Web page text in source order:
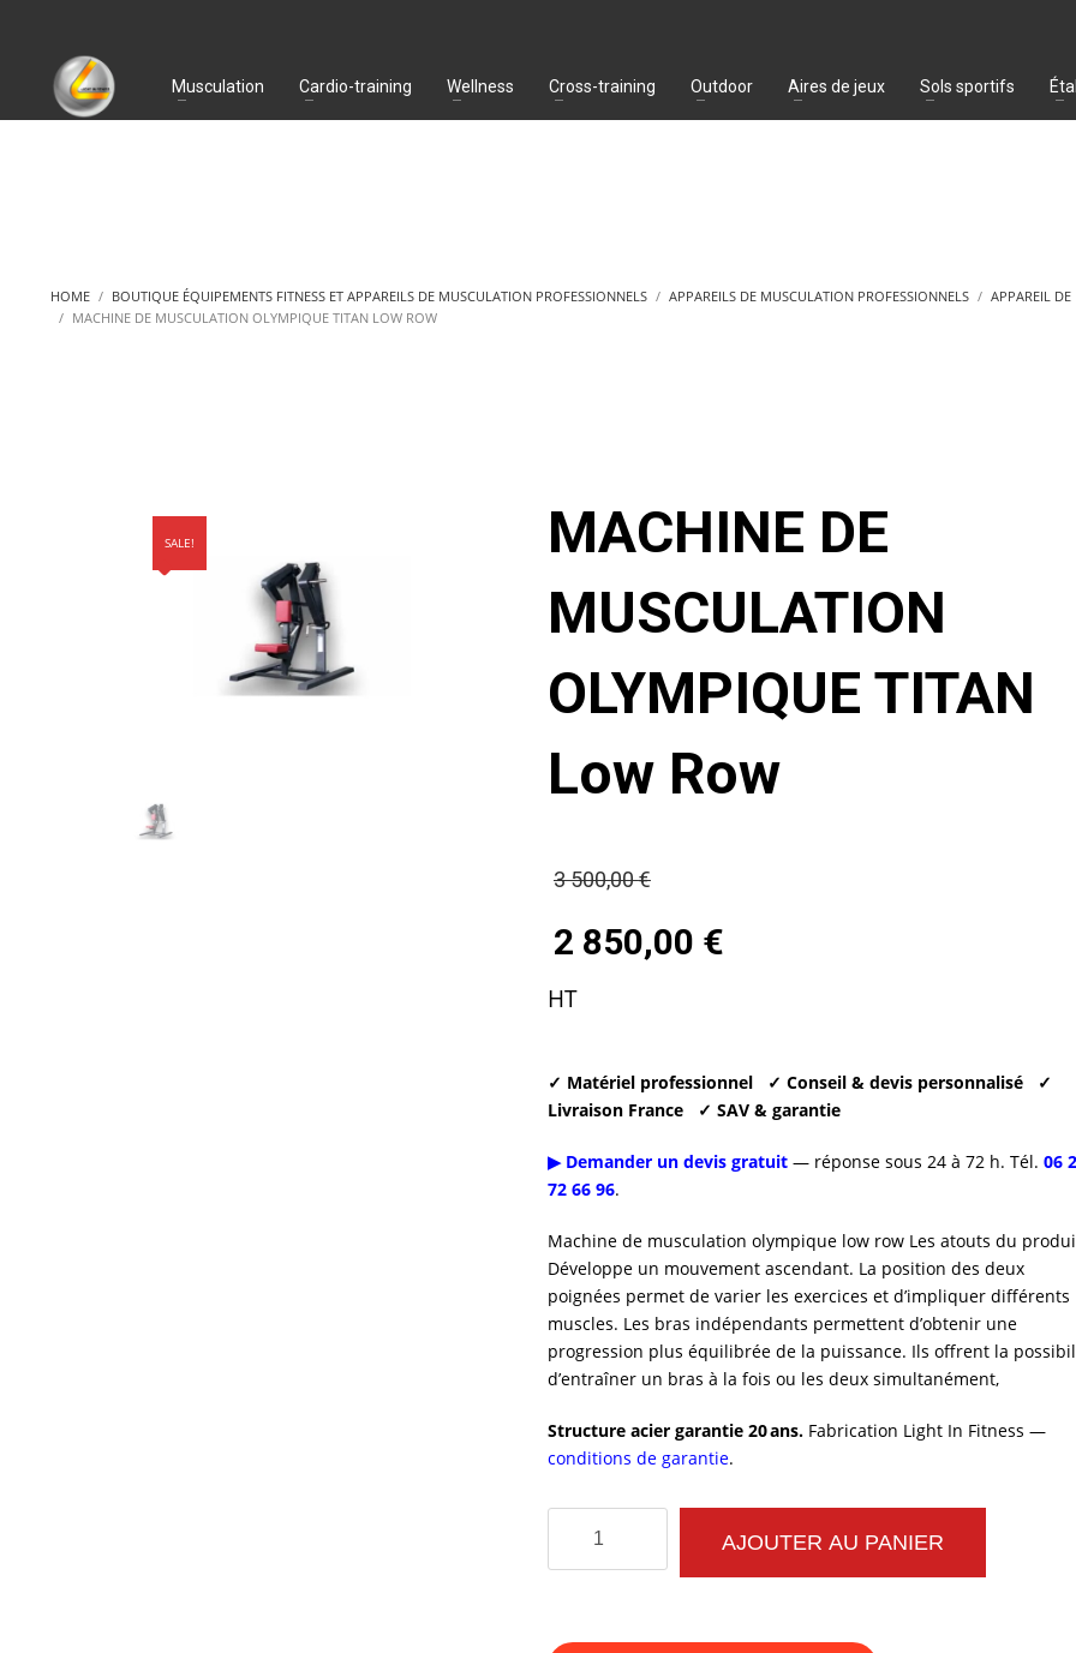
Musculation Cardio-training Wellness Cross-training Outdoor Aires de jeux Sols sportifs
HOME BOUTIQUE ÉQUIPEMENTS FITNESS ET APPAREILS DE MUSCULATION PROFESSIONNELS APPAREILS DE MUSCULATION PROFESSIONNELS
APPAREIL
MACHINE DE MUSCULATION OLYMPIQUE TITAN LOW ROW
SALE!
MACHINE DE
MUSCULATION
OLYMPIQUE TITAN
Low Row
3 500,00€
prix
3
500,00 €.
2 850,00 €
Le
actuel
2
850,00 €.
HT
✓ Matériel professionnel ✓ Conseil & devis personnalisé
✓
Livraison France
✓ SAV & garantie
▶ Demander un devis gratuit— réponse sous 24 à 72 h. Tél. 06
72 66 96.
Machine de musculation olympique low row Les atouts du
Développe un mouvement ascendant. La position des deux
poignées permet de varier les exercices et d’impliquer différents
muscles. Les bras indépendants permettent d’obtenir une
progression plus équilibrée de la puissance. Ils offrent la
d’entraîner un bras à la fois ou les deux simultanément,
Structure acier garantie 20 ans.Fabrication Light In Fitness —
conditions de garantie.
quantité
de
AJOUTER AU PANIER